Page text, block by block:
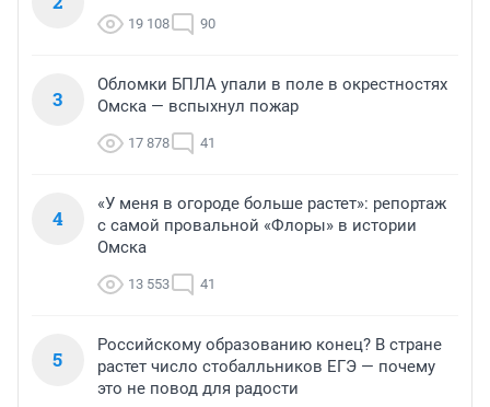
19 108 90
3
Обломки БПЛА упали в поле в окрестностях
Омска — вспыхнул пожар
17 878 41
4
«У меня в огороде больше растет»: репортаж
с самой провальной «Флоры» в истории
Омска
13 553 41
5
Российскому образованию конец? В стране
растет число стобалльников ЕГЭ — почему
это не повод для радости